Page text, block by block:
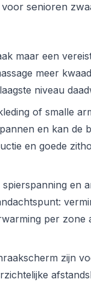
senioren
maar een
meer
niveau
of smalle
en kan de
en goede
en
per zone
zijn